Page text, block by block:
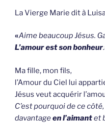
La Vierge Marie dit à
«Aime beaucoup Jésus.
L’amour est son bonheur
Ma fille, mon fils,
l’Amour du Ciel lui
Jésus veut acquérir
C’est pourquoi de ce
davantageen l’aimantet